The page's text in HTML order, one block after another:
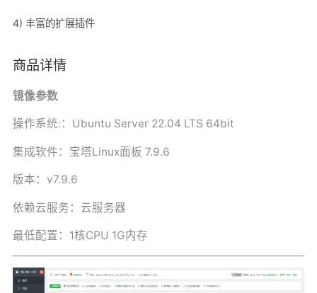
4) 丰富的扩展插件
商品详情
镜像参数
操作系统:：Ubuntu Server 22.04 LTS 64bit
集成软件：宝塔Linux面板 7.9.6
版本：v7.9.6
依赖云服务：云服务器
最低配置：1核CPU 1G内存